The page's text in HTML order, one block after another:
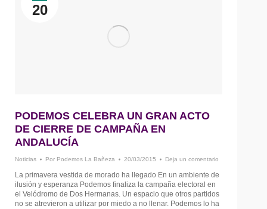
20
PODEMOS CELEBRA UN GRAN ACTO
DE CIERRE DE CAMPAÑA EN
ANDALUCÍA
Noticias Por Podemos La Bañeza 20/03/2015 Deja un comentario
La primavera vestida de morado ha llegado En un ambiente de
ilusión y esperanza Podemos finaliza la campaña electoral en
el Velódromo de Dos Hermanas. Un espacio que otros partidos
no se atrevieron a utilizar por miedo a no llenar. Podemos lo ha